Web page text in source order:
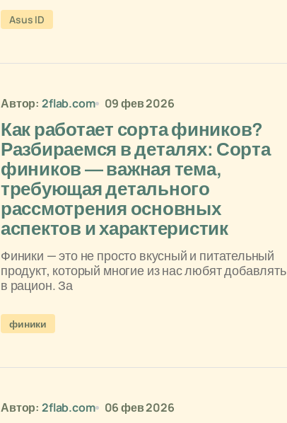
Asus ID
Автор: 2flab.com 09 фев 2026
Как работает сорта фиников?
Разбираемся в деталях: Сорта
фиников — важная тема,
требующая детального
рассмотрения основных
аспектов и характеристик
Финики — это не просто вкусный и питательный
продукт, который многие из нас любят добавлять
в рацион. За
финики
Автор: 2flab.com 06 фев 2026